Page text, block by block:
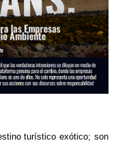
turístico exótico; son